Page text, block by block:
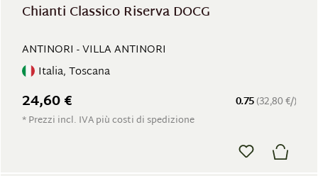
Chianti Classico Riserva DOCG
ANTINORI - VILLA ANTINORI
Italia, Toscana
0.75(32,80 €/)
24,60 €
* Prezzi incl. IVA più costi di spedizione